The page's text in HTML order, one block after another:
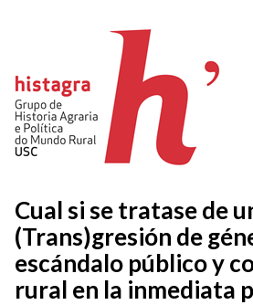
Cual si se tratase de
(Trans)gresión de
escándalo público y
rural en la inmediata